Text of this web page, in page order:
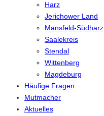
Harz
Jerichower Land
Mansfeld-Südharz
Saalekreis
Stendal
Wittenberg
Magdeburg
Häufige Fragen
Mutmacher
Aktuelles